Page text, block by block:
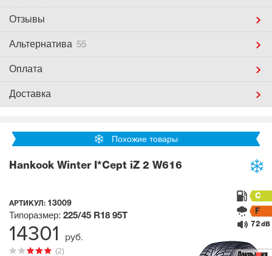
Отзывы
Альтернатива 55
Оплата
Доставка
Похожие товары
Hankook Winter I*Cept iZ 2 W616
АРТИКУЛ: 13009
(2)
Типоразмер: 225/45 R18 95T
C
F
72 dB
14301 руб.